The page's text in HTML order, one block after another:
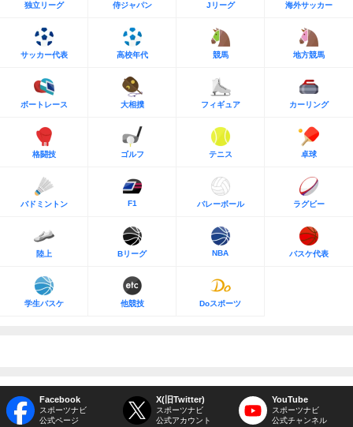
独立リーグ 侍ジャパン Jリーグ 海外サッカー
サッカー代表 高校年代 競馬 地方競馬
ボートレース 大相撲 フィギュア カーリング
格闘技 ゴルフ テニス 卓球
バドミントン F1 バレーボール ラグビー
陸上 Bリーグ NBA バスケ代表
学生バスケ 他競技 Doスポーツ
Facebook
スポーツナビ
公式ページ
X(旧Twitter)
スポーツナビ
公式アカウント
YouTube
スポーツナビ
公式チャンネル